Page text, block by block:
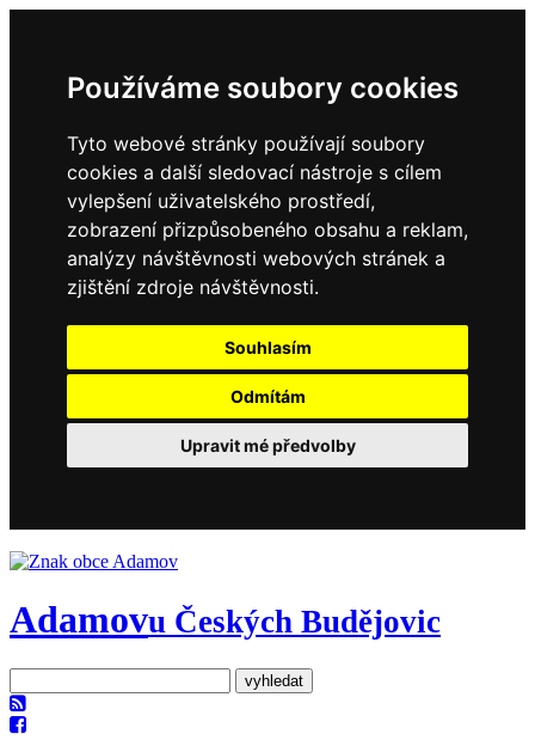
Používáme soubory cookies
Tyto webové stránky používají soubory
cookies a další sledovací nástroje s cílem
vylepšení uživatelského prostředí,
zobrazení přizpůsobeného obsahu a reklam,
analýzy návštěvnosti webových stránek a
zjištění zdroje návštěvnosti.
Souhlasím
Odmítám
Upravit mé předvolby
Adamovu Českých Budějovic